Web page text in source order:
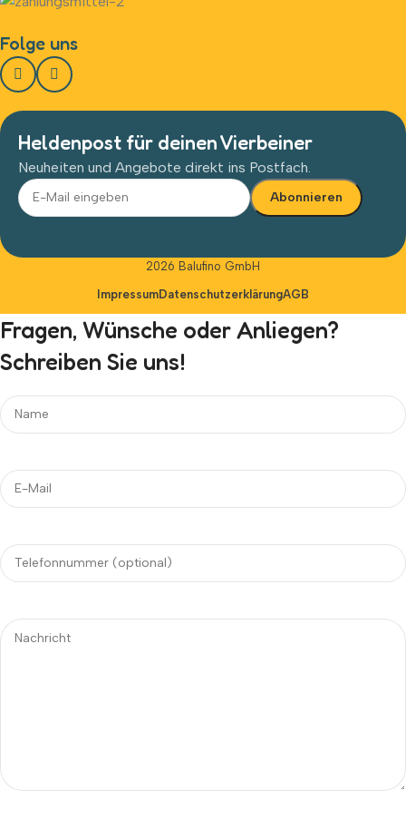
Folge uns
Heldenpost für deinen Vierbeiner
Neuheiten und Angebote direkt ins Postfach.
2026 Balufino GmbH
ImpressumDatenschutzerklärungAGB
Fragen, Wünsche oder Anliegen?
Schreiben Sie uns!